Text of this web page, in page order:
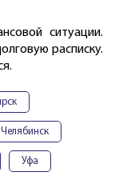
ситуации.
расписку.
Челябинск
Уфа